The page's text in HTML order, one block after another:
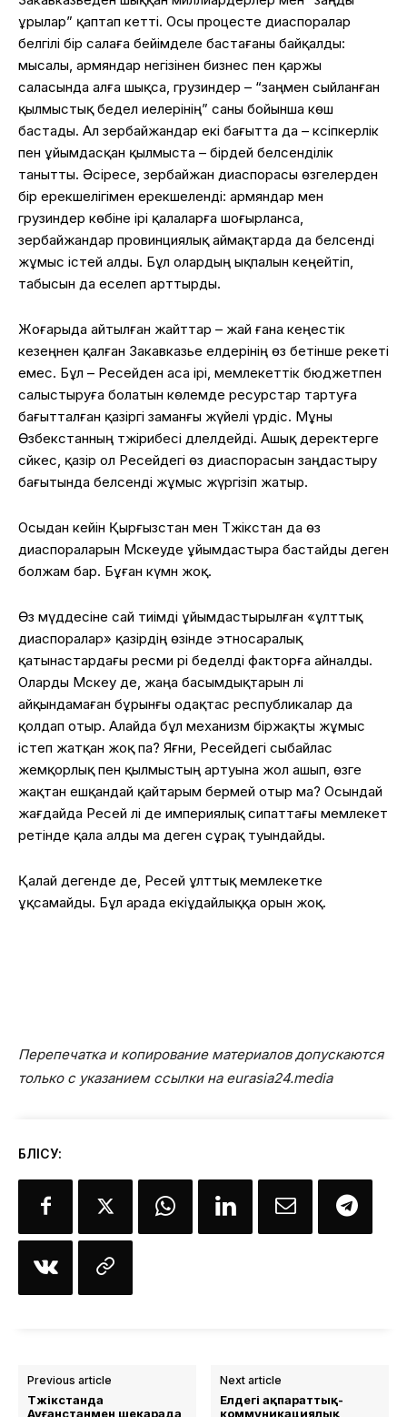
ұрылар” қаптап кетті. Осы процесте диаспоралар
белгілі бір салаға бейімделе бастағаны байқалды:
мысалы, армяндар негізінен бизнес пен қаржы
саласында алға шықса, грузиндер – “заңмен сыйланған
қылмыстық бедел иелерінің” саны бойынша көш
бастады. Ал әзербайжандар екі бағытта да – кәсіпкерлік
пен ұйымдасқан қылмыста – бірдей белсенділік
танытты. Әсіресе, әзербайжан диаспорасы өзгелерден
бір ерекшелігімен ерекшеленді: армяндар мен
грузиндер көбіне ірі қалаларға шоғырланса,
әзербайжандар провинциялық аймақтарда да белсенді
жұмыс істей алды. Бұл олардың ықпалын кеңейтіп,
табысын да еселеп арттырды.
Жоғарыда айтылған жайттар – жай ғана кеңестік
кезеңнен қалған Закавказье елдерінің өз бетінше әрекеті
емес. Бұл – Ресейден аса ірі, мемлекеттік бюджетпен
салыстыруға болатын көлемде ресурстар тартуға
бағытталған қазіргі заманғы жүйелі үрдіс. Мұны
Өзбекстанның тәжірибесі дәлелдейді. Ашық деректерге
сәйкес, қазір ол Ресейдегі өз диаспорасын заңдастыру
бағытында белсенді жұмыс жүргізіп жатыр.
Осыдан кейін Қырғызстан мен Тәжікстан да өз
диаспораларын Мәскеуде ұйымдастыра бастайды деген
болжам бар. Бұған күмән жоқ.
Өз мүддесіне сай тиімді ұйымдастырылған «ұлттық
диаспоралар» қазірдің өзінде этносаралық
қатынастардағы ресми әрі беделді факторға айналды.
Оларды Мәскеу де, жаңа басымдықтарын әлі
айқындамаған бұрынғы одақтас республикалар да
қолдап отыр. Алайда бұл механизм біржақты жұмыс
істеп жатқан жоқ па? Яғни, Ресейдегі сыбайлас
жемқорлық пен қылмыстың артуына жол ашып, өзге
жақтан ешқандай қайтарым бермей отыр ма? Осындай
жағдайда Ресей әлі де империялық сипаттағы мемлекет
ретінде қала алды ма деген сұрақ туындайды.
Қалай дегенде де, Ресей ұлттық мемлекетке
ұқсамайды. Бұл арада екіұдайлыққа орын жоқ.
Перепечатка и копирование материалов допускаются
только с указанием ссылки на eurasia24.media
БӨЛІСУ:
Previous article
Тәжікстанда
Ауғанстанмен шекарада
Next article
Елдегі ақпараттық-
коммуникациялық